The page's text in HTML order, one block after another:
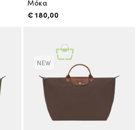
Μόκα
€ 180,00
NEW